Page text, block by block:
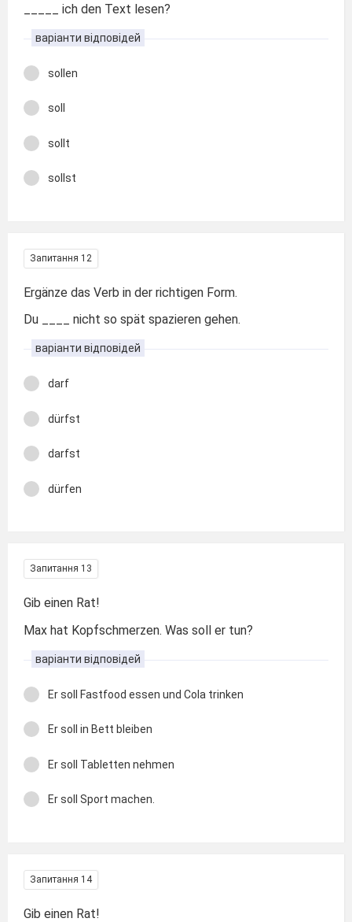
_____ ich den Text lesen?
варіанти відповідей
sollen
soll
sollt
sollst
Запитання 12
Ergänze das Verb in der richtigen Form.
Du ____ nicht so spät spazieren gehen.
варіанти відповідей
darf
dürfst
darfst
dürfen
Запитання 13
Gib einen Rat!
Max hat Kopfschmerzen. Was soll er tun?
варіанти відповідей
Er soll Fastfood essen und Cola trinken
Er soll in Bett bleiben
Er soll Tabletten nehmen
Er soll Sport machen.
Запитання 14
Gib einen Rat!